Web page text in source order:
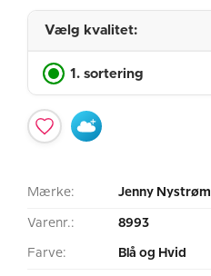
Vælg kvalitet:
1. sortering
Mærke: Jenny Nystrøm
Varenr.: 8993
Farve: Blå og Hvid